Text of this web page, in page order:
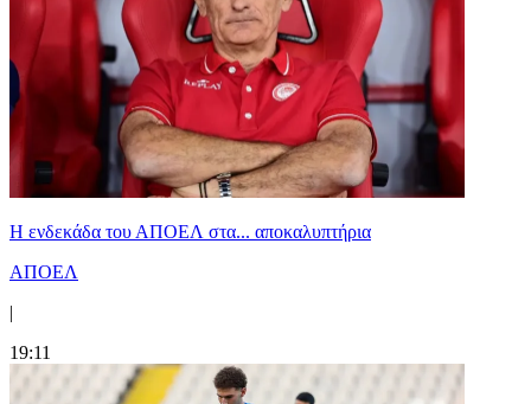
Η ενδεκάδα του ΑΠΟΕΛ στα... αποκαλυπτήρια
ΑΠΟΕΛ
|
19:11